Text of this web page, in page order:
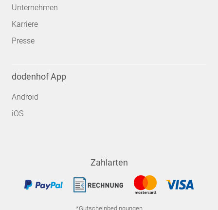
Unternehmen
Karriere
Presse
dodenhof App
Android
iOS
Zahlarten
*Gutscheinbedingungen